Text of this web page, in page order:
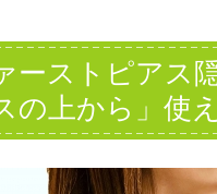
ーストピアス
の上から」使